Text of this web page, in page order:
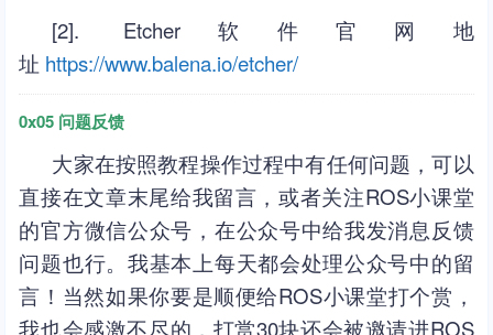
[2]. Etcher软件官网地
址 https://www.balena.io/etcher/
0x05 问题反馈
大家在按照教程操作过程中有任何问题，可以
直接在文章末尾给我留言，或者关注ROS小课堂
的官方微信公众号，在公众号中给我发消息反馈
问题也行。我基本上每天都会处理公众号中的留
言！当然如果你要是顺便给ROS小课堂打个赏，
我也会感激不尽的，打赏30块还会被邀请进ROS